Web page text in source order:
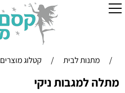
/ מתנות לבית / קטלוג מוצרים
מתלה למגבות ניקי